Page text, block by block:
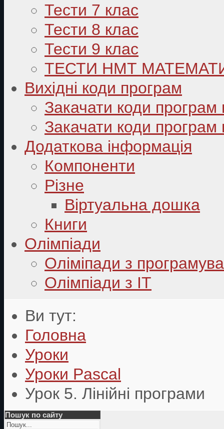
Тести 7 клас
Тести 8 клас
Тести 9 клас
ТЕСТИ НМТ
Вихідні коди програм
Закачати коди програм
Закачати коди програм
Додаткова інформація
Компоненти
Різне
Віртуальна дошка
Книги
Олімпіади
Оліміпади з
Олімпіади з ІТ
Ви тут:
Головна
Уроки
Уроки Pascal
Урок 5. Лінійні програми
Пошук по сайту
Пошук...